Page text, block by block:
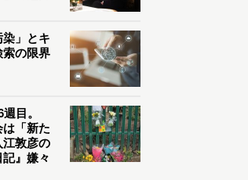
」とキ
索の限界
目。
「新た
江敦彦の
記』嫌々